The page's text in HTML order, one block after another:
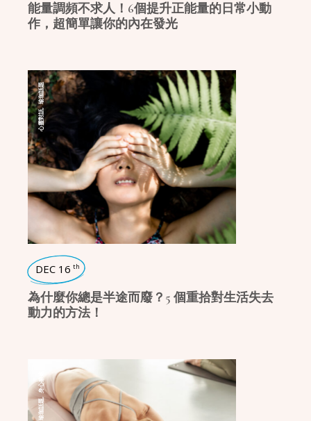
能量調頻不求人！6個提升正能量的日常小動
作，超簡單讓你的內在發光
心靈對話
瑜珈話題
DEC 16 th
為什麼你總是半途而廢？5 個重拾對生活失去
動力的方法！
瑜珈話題
身心療癒